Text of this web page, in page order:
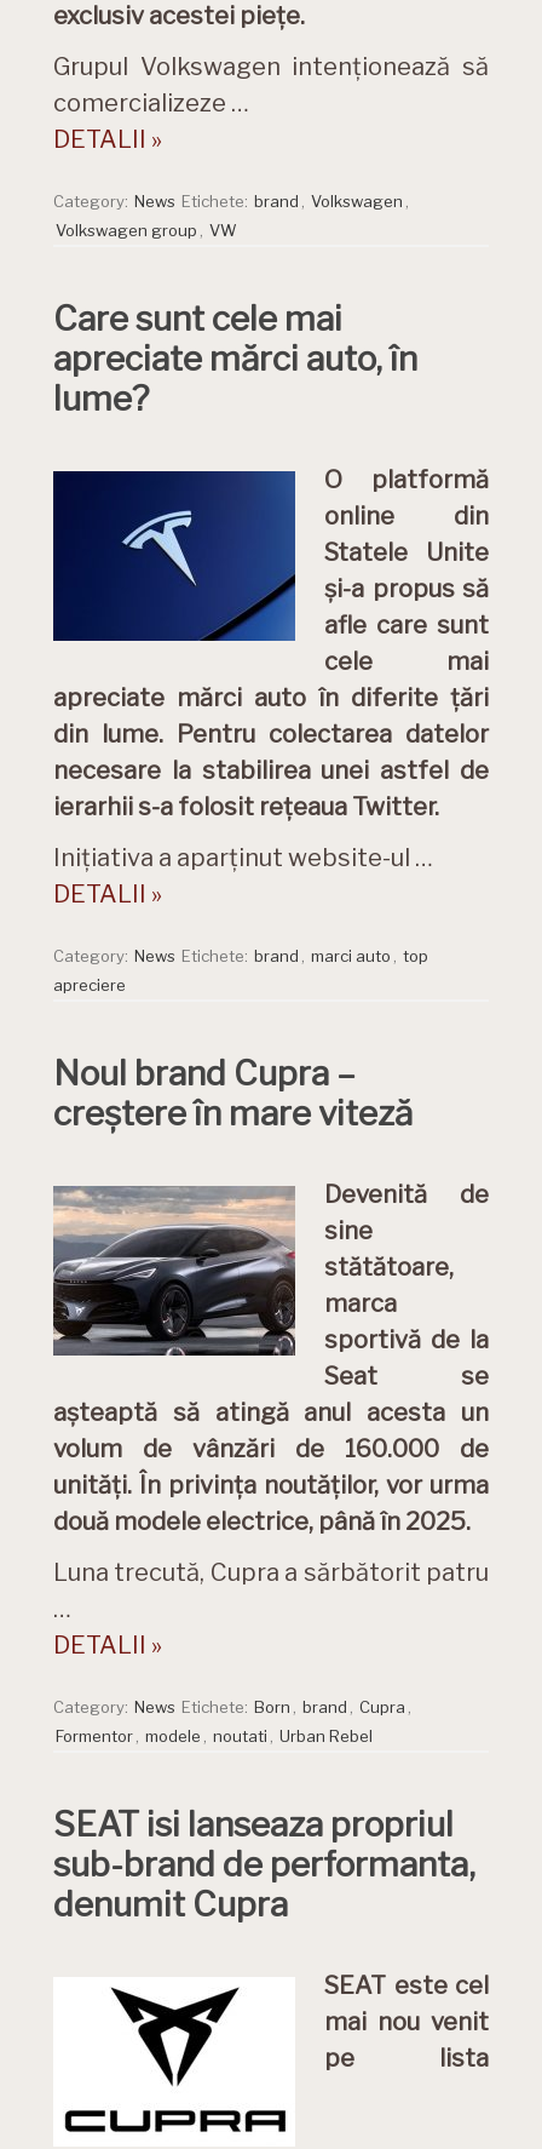
exclusiv acestei piețe.
Grupul Volkswagen intenționează să
comercializeze …
DETALII »
Category: News Etichete: brand Volkswagen
Volkswagen group
VW
Care sunt cele mai
apreciate mărci auto, în
lume?
O platformă
online din
Statele Unite
și-a propus să
afle care sunt
cele mai
apreciate mărci auto în diferite țări
din lume. Pentru colectarea datelor
necesare la stabilirea unei astfel de
ierarhii s-a folosit rețeaua Twitter.
Inițiativa a aparținut website-ul …
DETALII »
Category: News Etichete: brand marci auto
top
apreciere
Noul brand Cupra –
creștere în mare viteză
Devenită de
sine
stătătoare,
marca
sportivă de la
Seat se
așteaptă să atingă anul acesta un
volum de vânzări de 160.000 de
unități. În privința noutăților, vor urma
două modele electrice, până în 2025.
Luna trecută, Cupra a sărbătorit patru
…
DETALII »
Category: News Etichete: Born brand Cupra
Formentor
modele noutati Urban Rebel
SEAT isi lanseaza propriul
sub-brand de performanta,
denumit Cupra
SEAT este cel
mai nou venit
pe lista